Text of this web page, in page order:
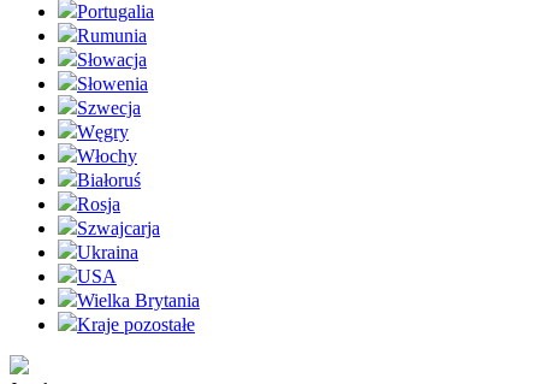
Portugalia
Rumunia
Słowacja
Słowenia
Szwecja
Węgry
Włochy
Białoruś
Rosja
Szwajcarja
Ukraina
USA
Wielka Brytania
Kraje pozostałe